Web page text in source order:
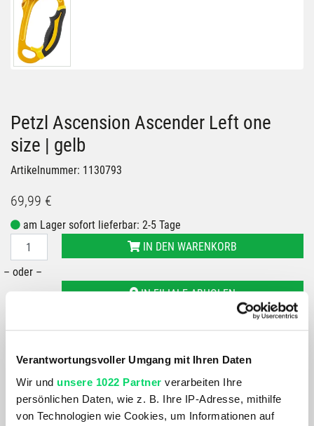
Verantwortungsvoller Umgang mit Ihren Daten
Wir und unsere 1022 Partner verarbeiten Ihre
persönlichen Daten, wie z. B. Ihre IP-Adresse, mithilfe
von Technologien wie Cookies, um Informationen auf
Petzl Ascension Ascender Left one
size | gelb
Artikelnummer: 1130793
69,99 €
am Lager sofort lieferbar: 2-5 Tage
IN DEN WARENKORB
– oder –
IN FILIALE ABHOLEN
Bergspezl Puch
Wir rufen dich an und beraten dich gerne.